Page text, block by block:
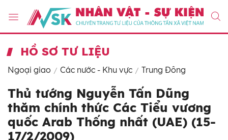
HỒ SƠ TƯ LIỆU
Ngoại giao Các nước - Khu vực Trung Đông
Thủ tướng Nguyễn Tấn Dũng
thăm chính thức Các Tiểu vương
quốc Arab Thống nhất (UAE) (15-
17/2/2009)